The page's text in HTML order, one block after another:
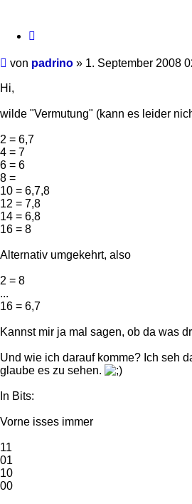
Beitrag
von padrino » 1. September 2008
Hi,
wilde "Vermutung" (kann es leider
2 = 6,7
4 = 7
6 = 6
8 =
10 = 6,7,8
12 = 7,8
14 = 6,8
16 = 8
Alternativ umgekehrt, also
2 = 8
...
16 = 6,7
Kannst mir ja mal sagen, ob da was
Und wie ich darauf komme? Ich seh
glaube es zu sehen.
In Bits:
Vorne isses immer
11
01
10
00